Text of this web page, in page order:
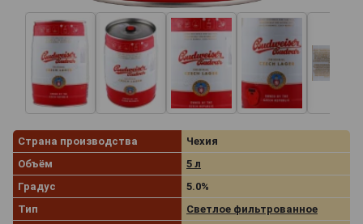
Страна производства
Чехия
Объём
5 л
Градус
5.0%
Тип
Светлое фильтрованное